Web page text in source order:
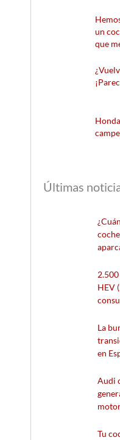
un
que
Últimas
HEV
La
en
Audi
Tu